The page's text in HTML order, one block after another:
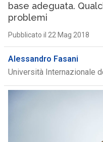
base adeguata.
problemi
Pubblicato il 22 Mag 2018
Alessandro Fasani
Università Internazionale